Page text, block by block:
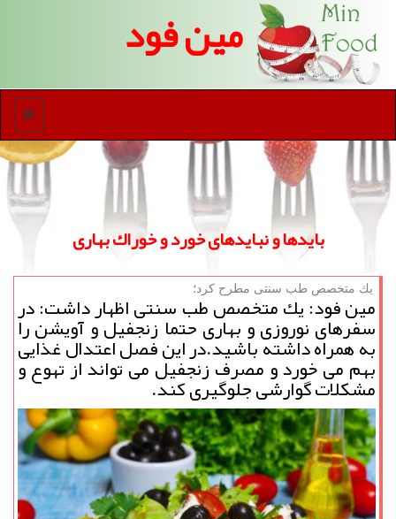
مین فود
منو
بایدها و نبایدهای خورد و خوراك بهاری
یك متخصص طب سنتی مطرح كرد؛
مین فود: یك متخصص طب سنتی اظهار داشت: در
سفرهای نوروزی و بهاری حتما زنجفیل و آویشن را
به همراه داشته باشید.در این فصل اعتدال غذایی
بهم می خورد و مصرف زنجفیل می تواند از تهوع و
مشكلات گوارشی جلوگیری كند.